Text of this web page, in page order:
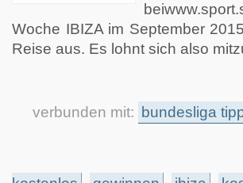
Woche IBIZA im September
Reise aus. Es lohnt sich also
verbunden mit: bundesliga